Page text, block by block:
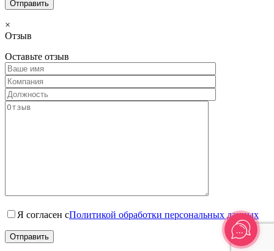
×
Отзыв
Оставьте отзыв
Я согласен сПолитикой обработки персональных данных